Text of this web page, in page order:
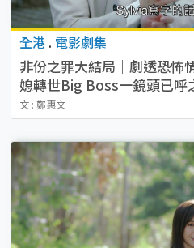
全港 . 電影劇集
非份之罪大結局｜劇透恐怖
媳轉世Big Boss一鏡頭已呼
文 : 鄭惠文